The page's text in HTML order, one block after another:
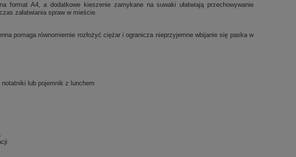
A4, a dodatkowe kieszenie zamykane na suwaki ułatwiają przechowywanie
załatwiania spraw w mieście.
pomaga równomiernie rozłożyć ciężar i ogranicza nieprzyjemne wbijanie się paska w
lub pojemnik z lunchem